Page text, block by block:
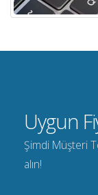
Uygun
Şimdi Müşteri
alın!